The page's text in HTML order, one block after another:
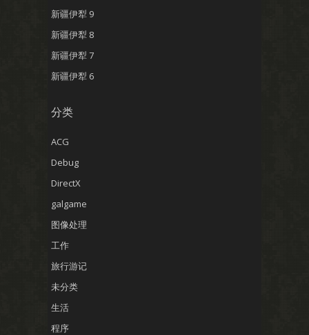
新疆伊犁 9
新疆伊犁 8
新疆伊犁 7
新疆伊犁 6
分类
ACG
Debug
DirectX
galgame
图像处理
工作
旅行游记
未分类
生活
程序